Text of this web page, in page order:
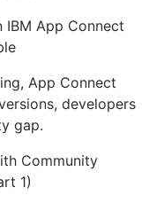
IBM App Connect
App Connect
developers
gap.
Community
1)